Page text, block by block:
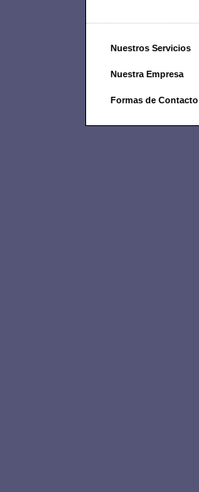
Nuestros Servicios
Nuestra Empresa
Formas de Contacto